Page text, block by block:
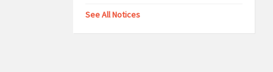
See All Notices